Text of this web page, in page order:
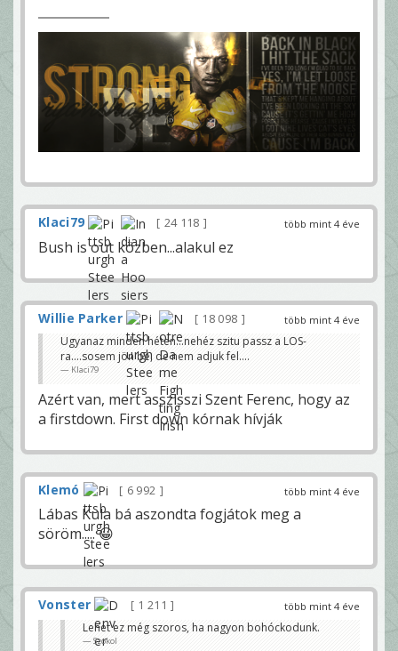
több mint 4 éve
Klaci79 24 118
Bush is out közben...alakul ez
több mint 4 éve
Willie Parker
18 098
Ugyanaz minden héten...nehéz szitu passz a LOS-
ra....sosem jön be, de nem adjuk fel....
Klaci79
Azért van, mert asszisszi Szent Ferenc, hogy az
a firstdown. First down kórnak hívják
több mint 4 éve
Klemó 6 992
Lábas Kula bá aszondta fogjátok meg a
söröm..... 😀
több mint 4 éve
Vonster
1 211
Lehet ez még szoros, ha nagyon bohóckodunk.
Szokol